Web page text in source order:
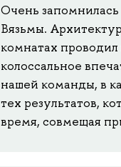
Очень
Вязьмы.
комнатах
колоссальное
нашей команды, в
тех результатов,
время, совмещая